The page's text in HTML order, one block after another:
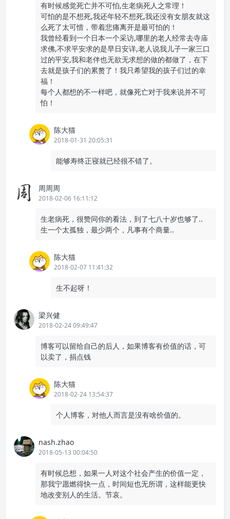
有时候感觉死亡并不可怕,生老病死人之常理！
可怕的是不想死,我还年轻不想死,我还没有女朋友就这
么死了太可惜，带着悲痛离开是最可怕的！
我曾经看到一个日本一个采访,哪里的老人经常去寺庙
求佛,不求平安求的是早日安详,老人说我儿子一家三口
过的平安,我和老伴也无欲无求想的做的都做了，在下
去就是孩子们的累赘了！我只希望我的孩子们过的幸
福！
每个人都想的不一样吧，就像死亡对于我来说并不可
怕！
陈大猫
2018-01-31 20:05:31
能够寿终正寝就已经很不错了。
周周周
2018-02-06 16:11:12
生老病死，很赞同你的看法，到了七八十岁也够了..
生一个太孤独，最少两个，凡事有个商量..
陈大猫
2018-02-07 11:41:32
生不起呀！
梁兴健
2018-02-24 09:49:47
博客可以留给自己的后人，如果博客有价值的话，可
以卖了，捐点钱
陈大猫
2018-02-24 13:54:37
个人博客，对他人而言是没有啥价值的。
nash.zhao
2018-05-13 00:04:50
有时候总想，如果一人对这个社会产生的价值一定，
那我宁愿燃得快一点，时间短也无所谓，这样能更快
地改变别人的生活。节哀。